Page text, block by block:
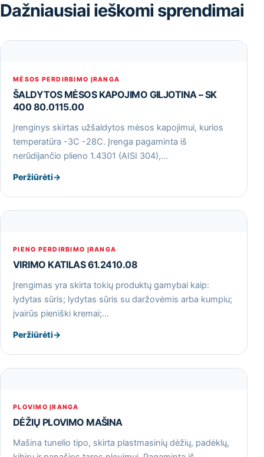
Dažniausiai ieškomi sprendimai
MĖSOS PERDIRBIMO ĮRANGA
ŠALDYTOS MĖSOS KAPOJIMO GILJOTINA – SK
400 80.0115.00
Įrenginys skirtas užšaldytos mėsos kapojimui, kurios
temperatūra -3С -28С. Įrenga pagaminta iš
nerūdijančio plieno 1.4301 (AISI 304),…
Peržiūrėti→
PIENO PERDIRBIMO ĮRANGA
VIRIMO KATILAS 61.2410.08
Įrengimas yra skirta tokių produktų gamybai kaip:
lydytas sūris; lydytas sūris su daržovėmis arba kumpiu;
įvairūs pieniški kremai;…
Peržiūrėti→
PLOVIMO ĮRANGA
DĖŽIŲ PLOVIMO MAŠINA
Mašina tunelio tipo, skirta plastmasinių dėžių, padėklų,